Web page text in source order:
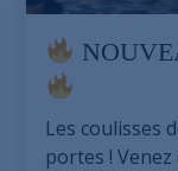
Les coulisses
portes !